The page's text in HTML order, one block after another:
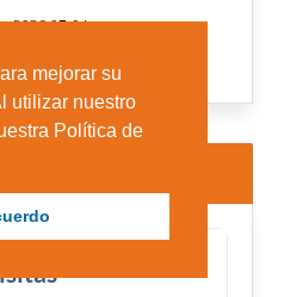
mejorar su
utilizar nuestro
Política de